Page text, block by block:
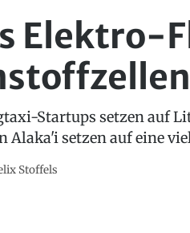
Elektro-
Startups setzen auf
Alaka'i setzen auf eine
Stoffels